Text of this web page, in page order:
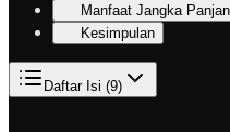
Manfaat Jangka
Kesimpulan
Daftar Isi (9)